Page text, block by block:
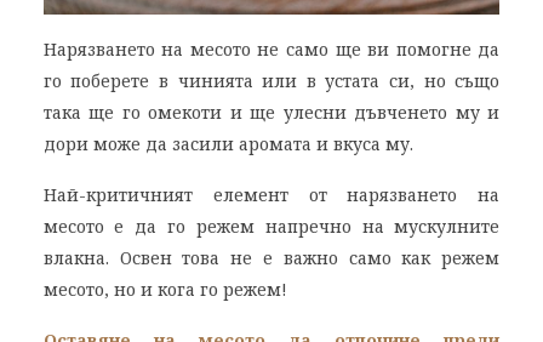
Нарязването на месото не само ще ви помогне да
го поберете в чинията или в устата си, но също
така ще го омекоти и ще улесни дъвченето му и
дори може да засили аромата и вкуса му.
Най-критичният елемент от нарязването на
месото е да го режем напречно на мускулните
влакна. Освен това не е важно само как режем
месото, но и кога го режем!